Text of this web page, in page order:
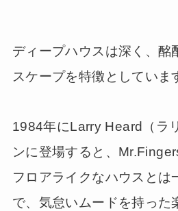
ディープハウスは深く、酩
スケープを特徴としていま
1984年にLarry Heard（ラ
ンに登場すると、
フロアライクなハウスとは
で、気怠いムードを持った